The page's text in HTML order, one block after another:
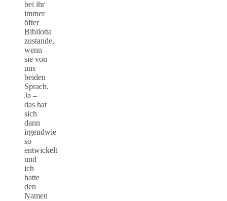
bei ihr
immer
öfter
Bibilotta
zustande,
wenn
sie von
uns
beiden
Sprach.
Ja –
das hat
sich
dann
irgendwie
so
entwickelt
und
ich
hatte
den
Namen